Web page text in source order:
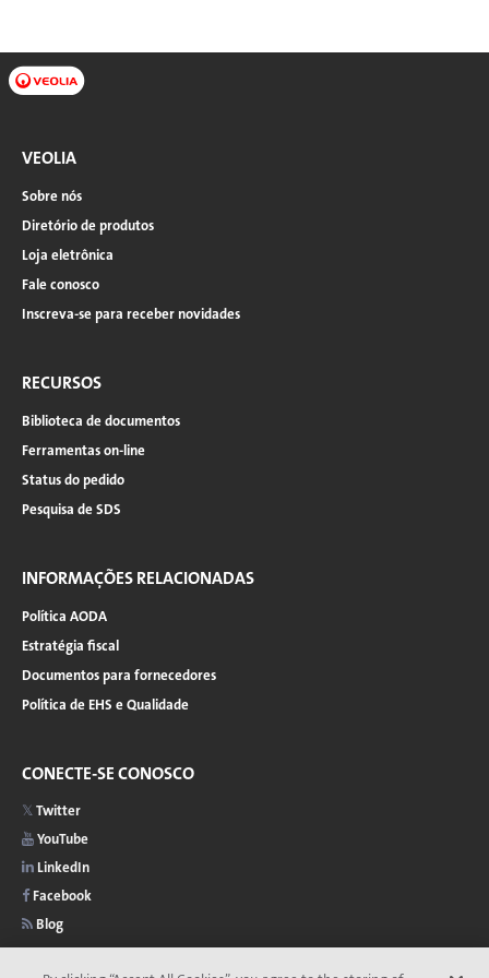
VEOLIA
Sobre nós
Diretório de produtos
Loja eletrônica
Fale conosco
Inscreva-se para receber novidades
RECURSOS
Biblioteca de documentos
Ferramentas on-line
Status do pedido
Pesquisa de SDS
INFORMAÇÕES RELACIONADAS
Política AODA
Estratégia fiscal
Documentos para fornecedores
Política de EHS e Qualidade
CONECTE-SE CONOSCO
Twitter
YouTube
LinkedIn
Facebook
Blog